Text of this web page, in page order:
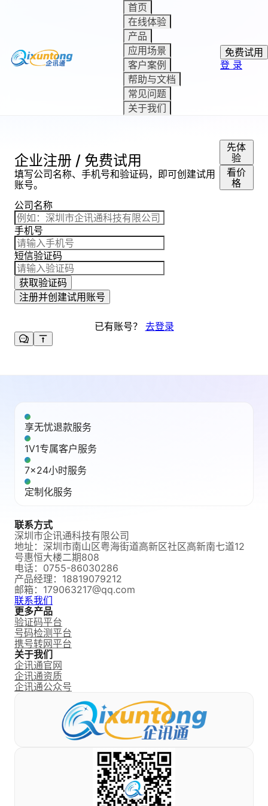
首页
在线体验
产品
应用场景
客户案例
帮助与文档
常见问题
关于我们
免费试用
登 录
企业注册 / 免费试用
填写公司名称、手机号和验证码，即可创建试用
账号。
先体
验
看价
格
公司名称
手机号
短信验证码
获取验证码
注册并创建试用账号
已有账号？ 去登录
享无忧退款服务
1V1专属客户服务
7x24小时服务
定制化服务
联系方式
深圳市企讯通科技有限公司
地址： 深圳市南山区粤海街道高新区社区高新南七道12
号惠恒大楼二期808
电话： 0755-86030286
产品经理：18819079212
邮箱： 179063217@qq.com
联系我们
更多产品
验证码平台
号码检测平台
携号转网平台
关于我们
企讯通官网
企讯通资质
企讯通公众号